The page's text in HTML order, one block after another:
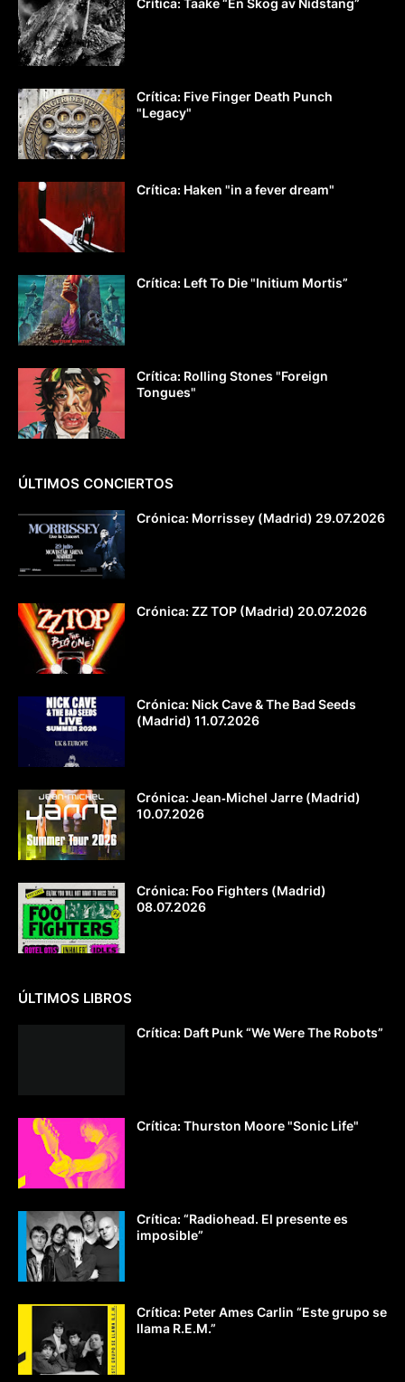
Crítica: Five Finger Death Punch
"Legacy"
Crítica: Haken "in a fever dream"
Crítica: Left To Die "Initium Mortis”
Crítica: Rolling Stones "Foreign
Tongues"
ÚLTIMOS CONCIERTOS
Crónica: Morrissey (Madrid) 29.07.2026
Crónica: ZZ TOP (Madrid) 20.07.2026
Crónica: Nick Cave & The Bad Seeds
(Madrid) 11.07.2026
Crónica: Jean‐Michel Jarre (Madrid)
10.07.2026
Crónica: Foo Fighters (Madrid)
08.07.2026
ÚLTIMOS LIBROS
Crítica: Daft Punk “We Were The Robots”
Crítica: Thurston Moore "Sonic Life"
Crítica: “Radiohead. El presente es
imposible”
Crítica: Peter Ames Carlin “Este grupo se
llama R.E.M.”